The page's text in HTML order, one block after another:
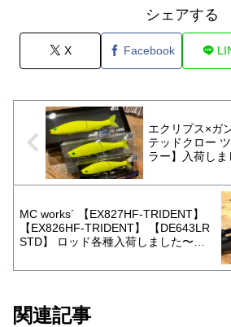
シェアする
X Facebook
エクリプス×ガ
テッドクロー
ラー】入荷しま
303尺-ONE
ま〜す😙 コノ
ベイトシーバ
MC works´ 【EX827HF-TRIDENT】
【EX826HF-TRIDENT】 【DE643LR
STD】 ロッド各種入荷しました〜！
ーニットキャスケット４色も入荷して
関連記事